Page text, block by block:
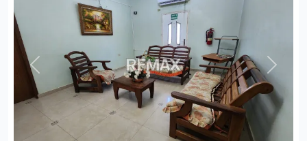
Anterior